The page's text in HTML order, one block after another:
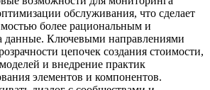
обслуживания, что сделает
более рациональным и
данные. Ключевыми направлениями
цепочек создания стоимости,
и внедрение практик
элементов и компонентов.